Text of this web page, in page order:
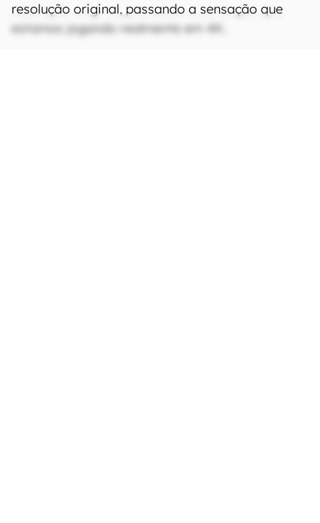
resolução original, passando a sensação que
estamos jogando realmente em 4K.